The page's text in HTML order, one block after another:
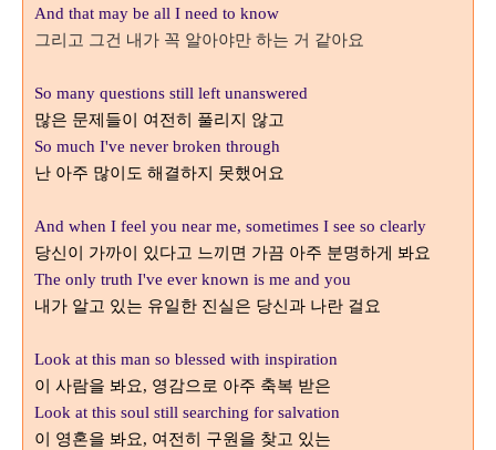
And that may be all I need to know
그리고 그건 내가 꼭 알아야만 하는 거 같아요
So many questions still left unanswered
많은 문제들이 여전히 풀리지 않고
So much I've never broken through
난 아주 많이도 해결하지 못했어요
And when I feel you near me, sometimes I see so clearly
당신이 가까이 있다고 느끼면 가끔 아주 분명하게 봐요
The only truth I've ever known is me and you
내가 알고 있는 유일한 진실은 당신과 나란 걸요
Look at this man so blessed with inspiration
이 사람을 봐요, 영감으로 아주 축복 받은
Look at this soul still searching for salvation
이 영혼을 봐요, 여전히 구원을 찾고 있는